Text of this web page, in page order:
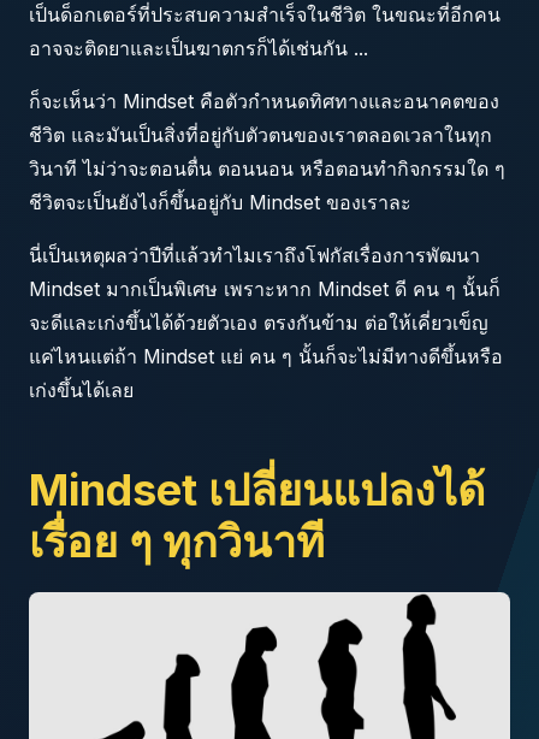
เป็นด็อกเตอร์ที่ประสบความสำเร็จในชีวิต ในขณะที่อีกคน
อาจจะติดยาและเป็นฆาตกรก็ได้เช่นกัน ...
ก็จะเห็นว่า Mindset คือตัวกำหนดทิศทางและอนาคตของ
ชีวิต และมันเป็นสิ่งที่อยู่กับตัวตนของเราตลอดเวลาในทุก
วินาที ไม่ว่าจะตอนตื่น ตอนนอน หรือตอนทำกิจกรรมใด ๆ
ชีวิตจะเป็นยังไงก็ขึ้นอยู่กับ Mindset ของเราละ
นี่เป็นเหตุผลว่าปีที่แล้วทำไมเราถึงโฟกัสเรื่องการพัฒนา
Mindset มากเป็นพิเศษ เพราะหาก Mindset ดี คน ๆ นั้นก็
จะดีและเก่งขึ้นได้ด้วยตัวเอง ตรงกันข้าม ต่อให้เคี่ยวเข็ญ
แค่ไหนแต่ถ้า Mindset แย่ คน ๆ นั้นก็จะไม่มีทางดีขึ้นหรือ
เก่งขึ้นได้เลย
Mindset เปลี่ยนแปลงได้
เรื่อย ๆ ทุกวินาที